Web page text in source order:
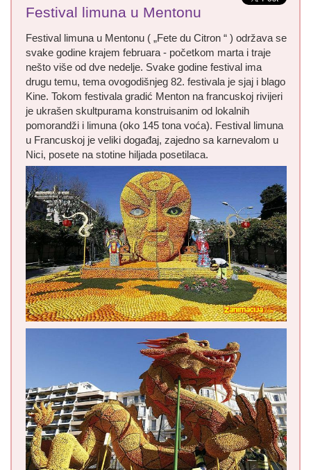
Festival limuna u Mentonu
Festival limuna u Mentonu ( „Fete du Citron “ ) održava se
svake godine krajem februara - početkom marta i traje
nešto više od dve nedelje. Svake godine festival ima
drugu temu, tema ovogodišnjeg 82. festivala je sjaj i blago
Kine. Tokom festivala gradić Menton na francuskoj rivijeri
je ukrašen skultpurama konstruisanim od lokalnih
pomorandži i limuna (oko 145 tona voća). Festival limuna
u Francuskoj je veliki događaj, zajedno sa karnevalom u
Nici, posete na stotine hiljada posetilaca.